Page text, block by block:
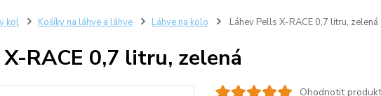
kol Košíky na láhve a láhve Láhve na kolo Láhev Pells X-RACE 0,7 litru, zelená
RACE 0,7 litru, zelená
Ohodnotit produkt